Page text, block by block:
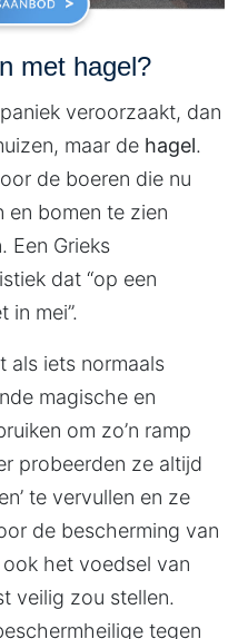
met hagel?
veroorzaakt, dan
maar de hagel.
de boeren die nu
en bomen te zien
Een Grieks
dat “op een
mei”.
als iets normaals
magische en
om zo’n ramp
probeerden ze altijd
te vervullen en ze
de bescherming van
ook het voedsel van
veilig zou stellen.
tegen